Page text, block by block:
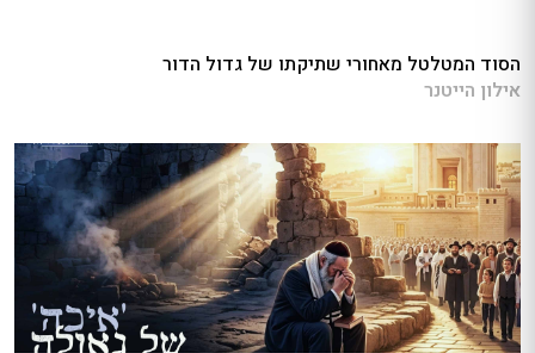
הסוד המטלטל מאחורי שתיקתו של גדול הדור
אילון הייטנר